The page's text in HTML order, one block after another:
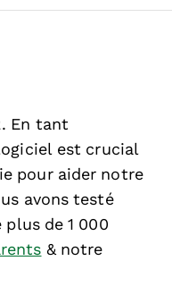
En tant
est crucial
pour aider notre
avons testé
de 1 000
& notre